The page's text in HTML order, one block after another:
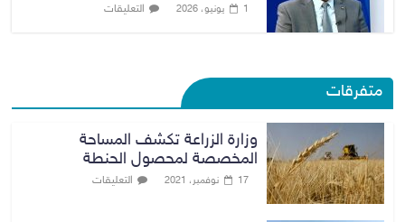
1 يونيو، 2026 التعليقات
متفرقات
وزارة الزراعة تكشف المساحة
المخصصة لمحصول الحنطة
17 نوفمبر، 2021 التعليقات